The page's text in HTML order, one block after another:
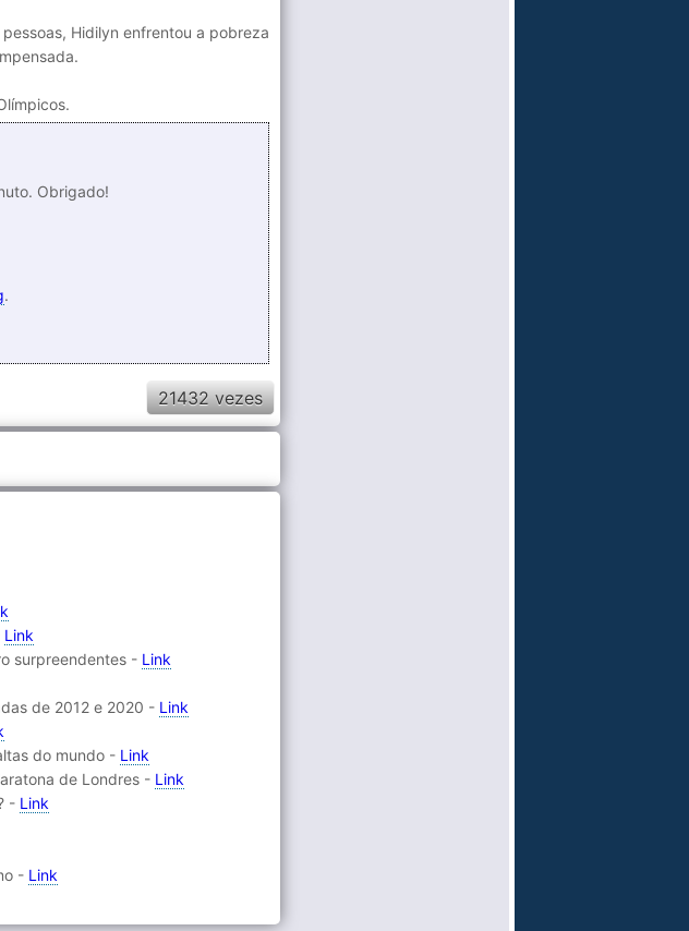
Hidilyn enfrentou a pobreza
Obrigado!
.
21432 vezes
Link
surpreendentes - Link
de 2012 e 2020 - Link
do mundo - Link
de Londres - Link
- Link
- Link